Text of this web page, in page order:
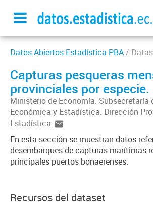
Datos Abiertos Estadística PBA/
Capturas pesqueras
provinciales por especie.
Ministerio de Economía. Subsecretaría
Económica y Estadística. Dirección
Estadística.
En esta sección se muestran datos
desembarques de capturas marítimas
principales puertos bonaerenses.
Recursos del dataset